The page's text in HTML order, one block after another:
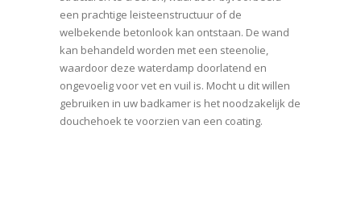
een prachtige leisteenstructuur of de
welbekende betonlook kan ontstaan. De wand
kan behandeld worden met een steenolie,
waardoor deze waterdamp doorlatend en
ongevoelig voor vet en vuil is. Mocht u dit willen
gebruiken in uw badkamer is het noodzakelijk de
douchehoek te voorzien van een coating.